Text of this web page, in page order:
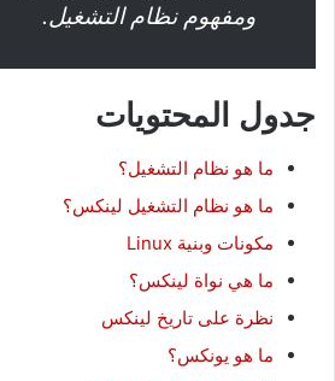
ومفهوم نظام التشغيل.
جدول المحتويات
ما هو نظام التشغيل؟
ما هو نظام التشغيل لينكس؟
مكونات وبنية Linux
ما هي نواة لينكس؟
نظرة على تاريخ لينكس
ما هو يونكس؟